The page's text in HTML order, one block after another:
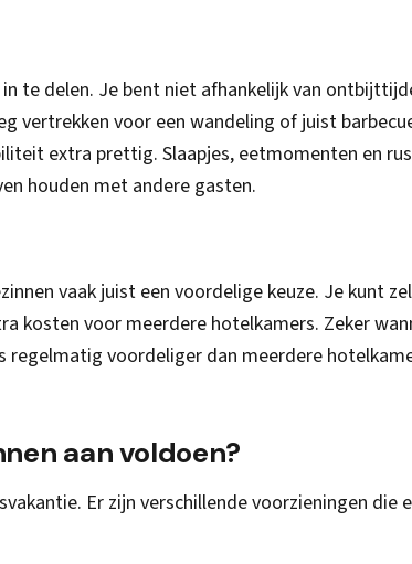
te delen. Je bent niet afhankelijk van
vertrekken voor een wandeling of juist
extra prettig. Slaapjes, eetmomenten en
houden met andere gasten.
vaak juist een voordelige keuze. Je kunt
kosten voor meerdere hotelkamers. Zeker
regelmatig voordeliger dan meerdere
aan voldoen?
Er zijn verschillende voorzieningen die